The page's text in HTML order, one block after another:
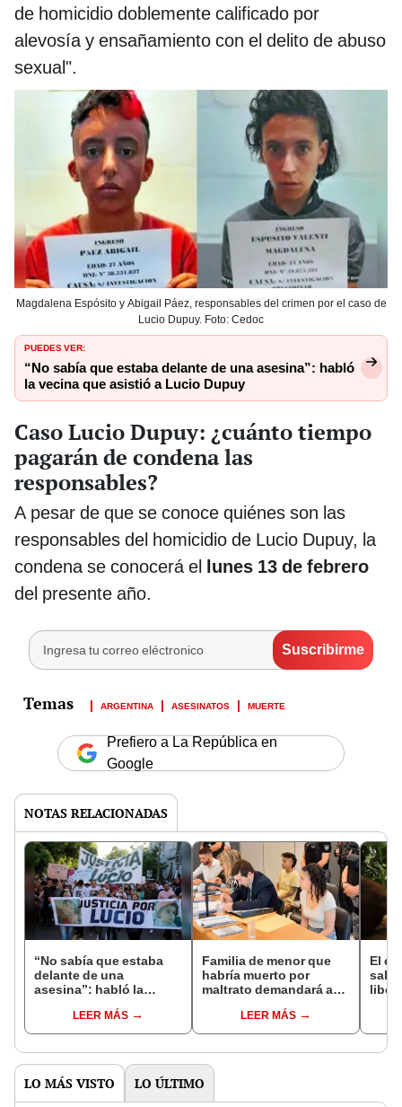
de homicidio doblemente calificado por
alevosía y ensañamiento con el delito de abuso
sexual".
Magdalena Espósito y Abigail Páez, responsables del crimen por el caso de
Lucio Dupuy. Foto: Cedoc
PUEDES VER:
“No sabía que estaba delante de una asesina”: habló
la vecina que asistió a Lucio Dupuy
Caso Lucio Dupuy: ¿cuánto tiempo
pagarán de condena las
responsables?
A pesar de que se conoce quiénes son las
responsables del homicidio de Lucio Dupuy, la
condena se conocerá el lunes 13 de febrero
del presente año.
ARGENTINA ASESINATOS MUERTE
Prefiero a La República en
Google
NOTAS RELACIONADAS
“No sabía que estaba
delante de una
asesina”: habló la
Lucio Dupuy
LEER MÁS
Familia de menor que
habría muerto por
maltrato demandará a
ignorar violencia
LEER MÁS
El
salió
la
LO MÁS VISTO LO ÚLTIMO